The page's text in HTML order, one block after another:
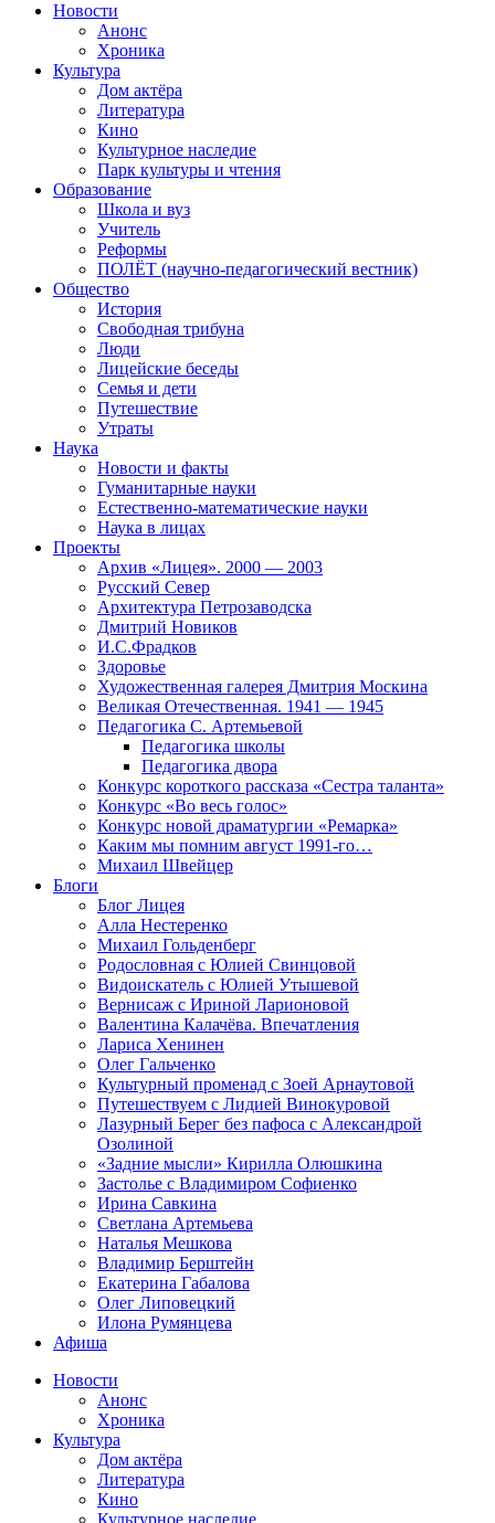
Новости
Анонс
Хроника
Культура
Дом актёра
Литература
Кино
Культурное наследие
Парк культуры и чтения
Образование
Школа и вуз
Учитель
Реформы
ПОЛЁТ (научно-педагогический вестник)
Общество
История
Свободная трибуна
Люди
Лицейские беседы
Семья и дети
Путешествие
Утраты
Наука
Новости и факты
Гуманитарные науки
Естественно-математические науки
Наука в лицах
Проекты
Архив «Лицея». 2000 — 2003
Русский Север
Архитектура Петрозаводска
Дмитрий Новиков
И.С.Фрадков
Здоровье
Художественная галерея Дмитрия Москина
Великая Отечественная. 1941 — 1945
Педагогика С. Артемьевой
Педагогика школы
Педагогика двора
Конкурс короткого рассказа «Сестра таланта»
Конкурс «Во весь голос»
Конкурс новой драматургии «Ремарка»
Каким мы помним август 1991-го…
Михаил Швейцер
Блоги
Блог Лицея
Алла Нестеренко
Михаил Гольденберг
Родословная с Юлией Свинцовой
Видоискатель с Юлией Утышевой
Вернисаж с Ириной Ларионовой
Валентина Калачёва. Впечатления
Лариса Хенинен
Олег Гальченко
Культурный променад с Зоей Арнаутовой
Путешествуем с Лидией Винокуровой
Лазурный Берег без пафоса с Александрой
Озолиной
«Задние мысли» Кирилла Олюшкина
Застолье с Владимиром Софиенко
Ирина Савкина
Светлана Артемьева
Наталья Мешкова
Владимир Берштейн
Екатерина Габалова
Олег Липовецкий
Илона Румянцева
Афиша
Новости
Анонс
Хроника
Культура
Дом актёра
Литература
Кино